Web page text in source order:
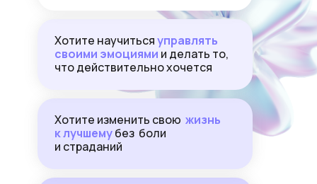
Хотите изменить свою жизнь
к лучшемубез боли
и страданий
Хотите научитьсяуправлять
своими эмоциями и делать то,
что действительно хочется